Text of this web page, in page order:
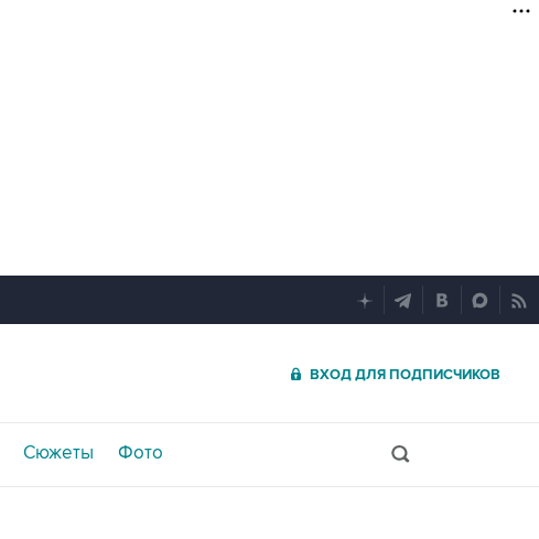
ВХОД ДЛЯ ПОДПИСЧИКОВ
Сюжеты Фото